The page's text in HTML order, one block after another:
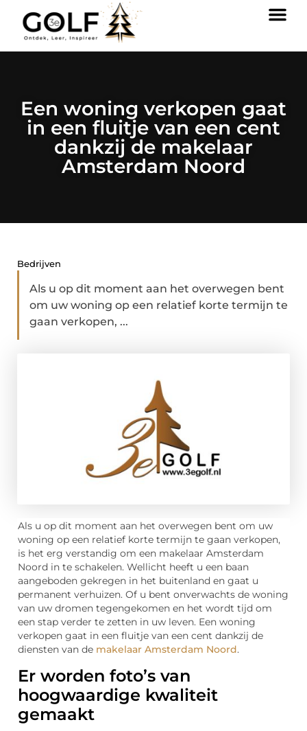
Een woning verkopen gaat
in een fluitje van een cent
dankzij de makelaar
Amsterdam Noord
Bedrijven
Als u op dit moment aan het overwegen bent
om uw woning op een relatief korte termijn te
gaan verkopen, ...
Als u op dit moment aan het overwegen bent om uw
woning op een relatief korte termijn te gaan verkopen,
is het erg verstandig om een makelaar Amsterdam
Noord in te schakelen. Wellicht heeft u een baan
aangeboden gekregen in het buitenland en gaat u
permanent verhuizen. Of u bent onverwachts de woning
van uw dromen tegengekomen en het wordt tijd om
een stap verder te zetten in uw leven. Een woning
verkopen gaat in een fluitje van een cent dankzij de
diensten van de makelaar Amsterdam Noord.
Er worden foto’s van
hoogwaardige kwaliteit
gemaakt